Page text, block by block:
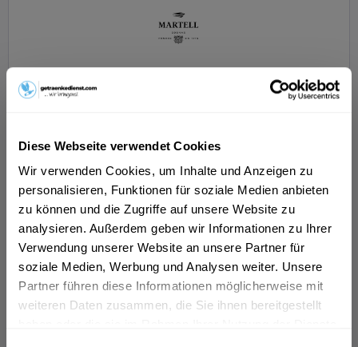
Diese Webseite verwendet Cookies
Wir verwenden Cookies, um Inhalte und Anzeigen zu
personalisieren, Funktionen für soziale Medien anbieten
zu können und die Zugriffe auf unsere Website zu
analysieren. Außerdem geben wir Informationen zu Ihrer
Verwendung unserer Website an unsere Partner für
soziale Medien, Werbung und Analysen weiter. Unsere
Partner führen diese Informationen möglicherweise mit
weiteren Daten zusammen, die Sie ihnen bereitgestellt
Lass dir die Getränke von Martell Cognac
Martell Cognac ist der offiziell erste Hersteller von
bis zu 20 Millionen Flaschen dieser Spirituose
produziert und vertrieben. Geschichtlich geht Martell
Cognac auf das Jahr 1715 zurück, als Jean Martell sein
erstes eigenes Cognac-Unternehmen auf der
französischen Insel Jersey gründete. Die Trauben für die
Cognacs stammen aus einem Gebiet nördlich der
Grande und Petite Champagne. Hierzu zählen
hauptsächlich die Sorten Ugni Blanc, Colombard und